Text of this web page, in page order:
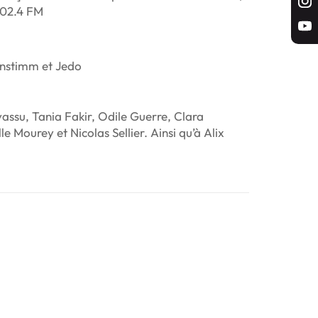
FM
et Jedo
Tania Fakir, Odile Guerre, Clara
et Nicolas Sellier. Ainsi qu’à Alix